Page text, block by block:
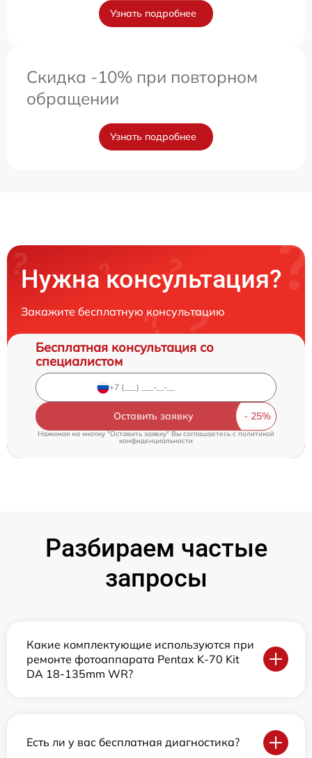
Узнать подробнее
Скидка -10% при повторном
обращении
Узнать подробнее
Нужна консультация?
Закажите бесплатную консультацию
Бесплатная консультация со
специалистом
Оставить заявку
Нажимая на кнопку "Оставить заявку" Вы соглашаетесь cполитикой
конфиденциальности
Разбираем частые
запросы
Какие комплектующие используются при
ремонте фотоаппарата Pentax K-70 Kit
DA 18-135mm WR?
Есть ли у вас бесплатная диагностика?